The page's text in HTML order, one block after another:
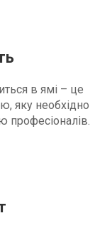
в ямі – це
яку необхідно
професіоналів.